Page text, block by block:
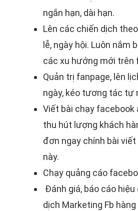
ngắn hạn, dài hạn.
Lên các chiến dịch
lễ, ngày hội. Luôn nắm
các xu hướng mới trên
Quản trị fanpage, lên
ngày, kéo tương tác tự
Viết bài chạy facebook
thu hút lượng khách
đơn ngay chính bài
này.
Chạy quảng cáo
Đánh giá, báo cáo
dịch Marketing Fb